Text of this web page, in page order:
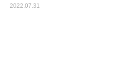
2022.07.31